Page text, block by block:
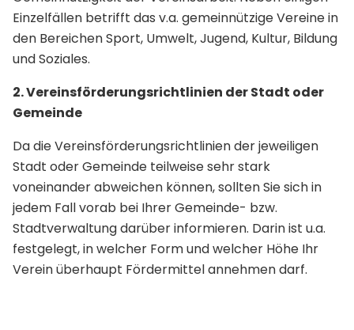
Einzelfällen betrifft das v.a. gemeinnützige Vereine in
den Bereichen Sport, Umwelt, Jugend, Kultur, Bildung
und Soziales.
2. Vereinsförderungsrichtlinien der Stadt oder
Gemeinde
Da die Vereinsförderungsrichtlinien der jeweiligen
Stadt oder Gemeinde teilweise sehr stark
voneinander abweichen können, sollten Sie sich in
jedem Fall vorab bei Ihrer Gemeinde- bzw.
Stadtverwaltung darüber informieren. Darin ist u.a.
festgelegt, in welcher Form und welcher Höhe Ihr
Verein überhaupt Fördermittel annehmen darf.